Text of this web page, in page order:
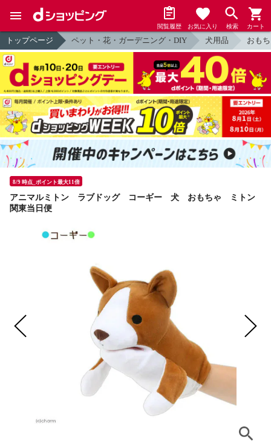
閲覧履歴 お気に入り 検索 カート
トップページ ペット・花・ガーデニング・DIY 犬用品 おも
8/9 時点_ポイント最大11倍
アニマルミトン ラブドッグ コーギー 犬 おもちゃ ミトン
関東当日便